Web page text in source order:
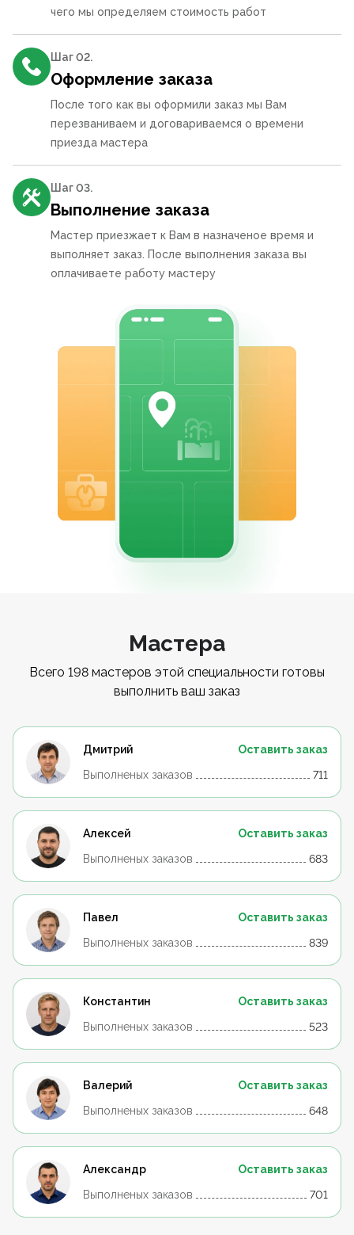
чего мы определяем стоимость работ
Шаг 02.
Оформление заказа
После того как вы оформили заказ мы Вам
перезваниваем и договариваемся о времени
приезда мастера
Шаг 03.
Выполнение заказа
Мастер приезжает к Вам в назначеное время и
выполняет заказ. После выполнения заказа вы
оплачиваете работу мастеру
Мастера
Всего 198 мастеров этой специальности готовы
выполнить ваш заказ
Дмитрий
Оставить заказ
Выполненых заказов
711
Алексей
Оставить заказ
Выполненых заказов
683
Павел
Оставить заказ
Выполненых заказов
839
Константин
Оставить заказ
Выполненых заказов
523
Валерий
Оставить заказ
Выполненых заказов
648
Александр
Оставить заказ
Выполненых заказов
701